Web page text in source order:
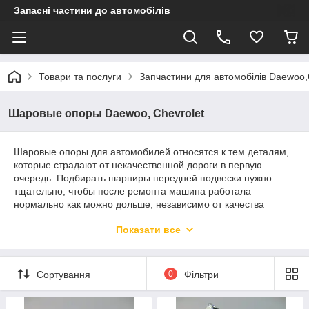
Запасні частини до автомобілів
Товари та послуги Запчастини для автомобілів
Шаровые опоры Daewoo, Chevrolet
Шаровые опоры для автомобилей относятся к тем деталям,
которые страдают от некачественной дороги в первую
очередь. Подбирать шарниры передней подвески нужно
тщательно, чтобы после ремонта машина работала
нормально как можно дольше, независимо от качества
вы можете консультантам интернет-магазина AUTOFIRST.
детали для автомобилей DAEWOO, CHEVROLET.
Особенности шаровых опор для
Показати все
Сортування 0 Фільтри